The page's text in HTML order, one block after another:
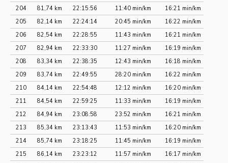
204
81,74 km 22:15:56 11:40 min/km
16:21 min/km
205
82,14 km 22:24:14 20:45 min/km
16:22 min/km
206
82,54 km 22:28:55 11:43 min/km
16:21 min/km
207
82,94 km 22:33:30 11:27 min/km
16:19 min/km
208
83,34 km 22:38:35 12:43 min/km
16:18 min/km
209
83,74 km 22:49:55 28:20 min/km
16:22 min/km
210
84,14 km 22:54:48 12:12 min/km
16:20 min/km
211
84,54 km 22:59:25 11:33 min/km
16:19 min/km
212
84,94 km 23:08:58 23:52 min/km
16:21 min/km
213
85,34 km 23:13:43 11:53 min/km
16:20 min/km
214
85,74 km 23:18:25 11:45 min/km
16:19 min/km
215
86,14 km 23:23:12 11:57 min/km
16:17 min/km